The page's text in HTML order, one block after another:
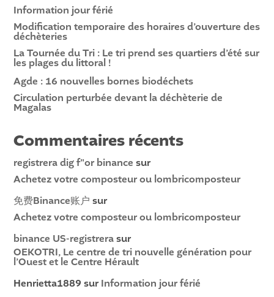
Information jour férié
Modification temporaire des horaires d’ouverture des
déchèteries
La Tournée du Tri : Le tri prend ses quartiers d’été sur
les plages du littoral !
Agde : 16 nouvelles bornes biodéchets
Circulation perturbée devant la déchèterie de
Magalas
Commentaires récents
registrera dig f"or binance sur
Achetez votre composteur ou lombricomposteur
免费Binance账户 sur
Achetez votre composteur ou lombricomposteur
binance US-registrerasur
OEKOTRI, Le centre de tri nouvelle génération pour
l’Ouest et le Centre Hérault
Henrietta1889 surInformation jour férié